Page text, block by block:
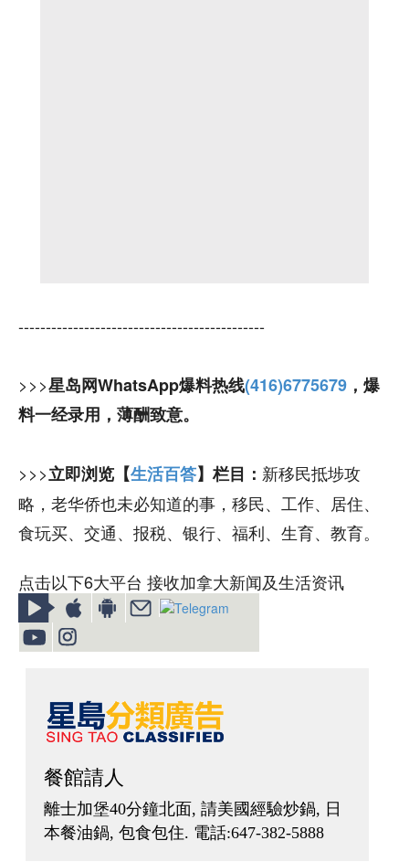
---------------------------------------------
>>>星岛网WhatsApp爆料热线(416)6775679 ，爆
料一经录用，薄酬致意。
>>>立即浏览【生活百答】栏目： 新移民抵埗攻
略，老华侨也未必知道的事，移民、工作、居住、
食玩买、交通、报税、银行、福利、生育、教育。
点击以下6大平台 接收加拿大新闻及生活资讯